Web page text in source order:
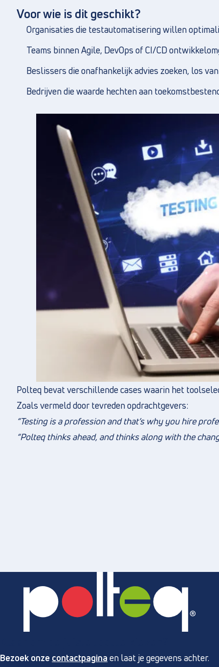
Voor wie is dit geschikt?
Organisaties die testautomatisering willen
Teams binnen Agile, DevOps of CI/CD
Beslissers die onafhankelijk advies zoeken, los
Bedrijven die waarde hechten aan
Polteq bevat verschillende cases waarin het
Zoals vermeld door tevreden opdrachtgevers:
“Testing is a profession and that’s why you hire
“Polteq thinks ahead, and thinks along with the
Bezoek onze contactpagina en laat je gegevens achter.